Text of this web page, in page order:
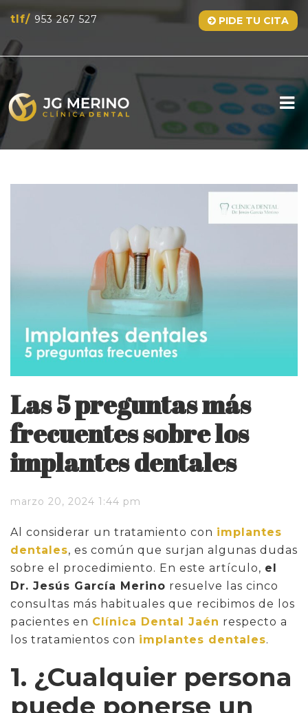
tlf/ 953 267 527 PIDE TU CITA
Las 5 preguntas más
frecuentes sobre los
implantes dentales
marzo 20, 2024 1:44 pm
Al considerar un tratamiento con implantes
dentales, es común que surjan algunas dudas
sobre el procedimiento. En este artículo, el
Dr. Jesús García Merino resuelve las cinco
consultas más habituales que recibimos de los
pacientes en Clínica Dental Jaén respecto a
los tratamientos con implantes dentales.
1. ¿Cualquier persona
puede ponerse un